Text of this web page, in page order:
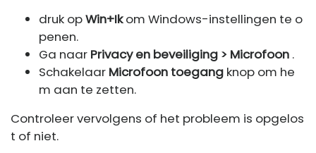
druk opWin+Ikom Windows-instellingen te o
penen.
Ga naar Privacy en beveiliging > Microfoon .
Schakelaar Microfoon toegang knop om he
m aan te zetten.
Controleer vervolgens of het probleem is opgelos
t of niet.